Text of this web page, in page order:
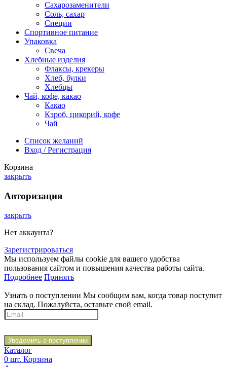
Сахарозаменители
Соль, сахар
Специи
Спортивное питание
Упаковка
Свеча
Хлебные изделия
Флаксы, крекеры
Хлеб, булки
Хлебцы
Чай, кофе, какао
Какао
Кэроб, цикорий, кофе
Чай
Список желаний
Вход / Регистрация
Корзина
закрыть
Авторизация
закрыть
Нет аккаунта?
Зарегистрироваться
Мы используем файлы cookie для вашего удобства
пользования сайтом и повышения качества работы сайта.
Подробнее Принять
Узнать о поступлении Мы сообщим вам, когда товар поступит
на склад. Пожалуйста, оставьте свой email.
Уведомить о поступлении
Каталог
0 шт. Корзина